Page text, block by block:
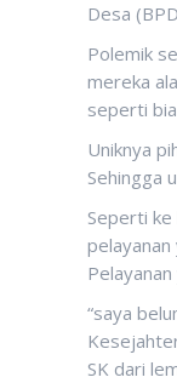
Desa
Polemik
mereka
seperti
Uniknya
Sehingga
Seperti
“saya
SK dari